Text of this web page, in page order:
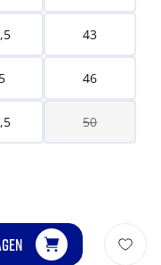
43
46
50